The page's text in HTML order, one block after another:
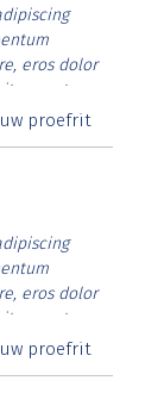
eros dolor
erat.
lorem
proefrit
eros dolor
erat.
lorem
proefrit